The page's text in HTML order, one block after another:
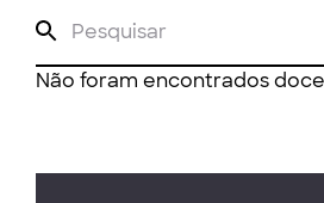
Não foram encontrados